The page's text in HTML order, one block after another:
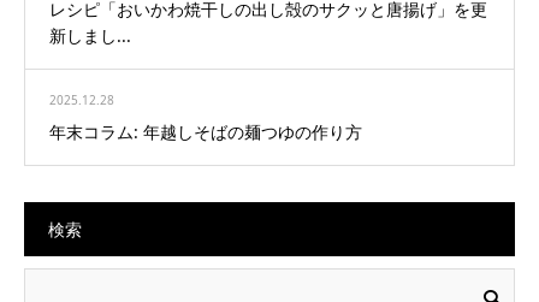
レシピ「おいかわ焼干しの出し殻のサクッと唐揚げ」を更
新しまし...
2025.12.28
年末コラム: 年越しそばの麺つゆの作り方
検索